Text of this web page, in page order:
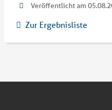
Veröffentlicht am
Zur Ergebnisliste